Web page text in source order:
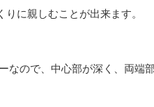
に親しむことが出来ます。
なので、中心部が深く、両端